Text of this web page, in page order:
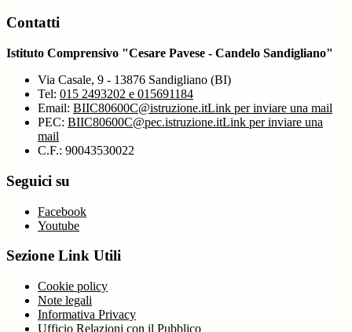
Contatti
Istituto Comprensivo "Cesare Pavese - Candelo Sandigliano"
Via Casale, 9 - 13876 Sandigliano (BI)
Tel: 015 2493202 e 015691184
Email: BIIC80600C@istruzione.itLink per inviare una mail
PEC: BIIC80600C@pec.istruzione.itLink per inviare una
mail
C.F.: 90043530022
Seguici su
Facebook
Youtube
Sezione Link Utili
Cookie policy
Note legali
Informativa Privacy
Ufficio Relazioni con il Pubblico